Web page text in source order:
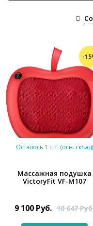
-
Осталось 1 шт. (осн. склад)
Массажная подушка
VictoryFit VF-M107
9 100 Руб. 10 647